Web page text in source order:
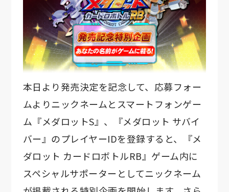
本日より発売決定を記念して、応募フォー
ムよりニックネームとスマートフォンゲー
ム『メダロットS』、『メダロット サバイ
バー』のプレイヤーIDを登録すると、『メ
ダロット カードロボトルRB』ゲーム内に
スペシャルサポーターとしてニックネーム